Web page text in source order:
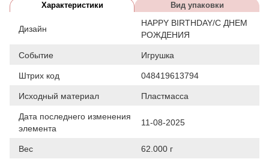
Характеристики Вид упаковки
Дизайн
HAPPY BIRTHDAY/С ДНЕМ
РОЖДЕНИЯ
Событие Игрушка
Штрих код 048419613794
Исходный материал Пластмасса
Дата последнего изменения
элемента
11-08-2025
Вес 62.000 г